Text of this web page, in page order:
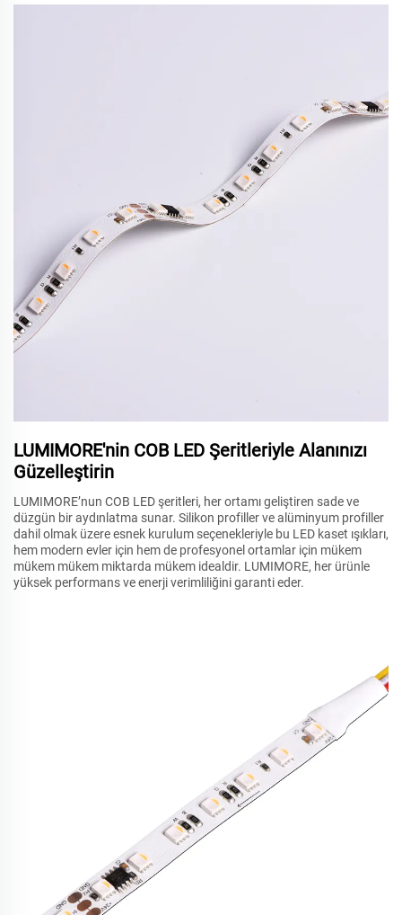
LUMIMORE'nin COB LED Şeritleriyle Alanınızı
Güzelleştirin
LUMIMORE’nun COB LED şeritleri, her ortamı geliştiren sade ve
düzgün bir aydınlatma sunar. Silikon profiller ve alüminyum profiller
dahil olmak üzere esnek kurulum seçenekleriyle bu LED kaset ışıkları,
hem modern evler için hem de profesyonel ortamlar için mükem
mükem mükem miktarda mükem idealdir. LUMIMORE, her ürünle
yüksek performans ve enerji verimliliğini garanti eder.